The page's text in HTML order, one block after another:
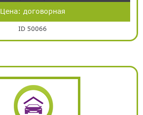
Цена: договорная
ID 50066